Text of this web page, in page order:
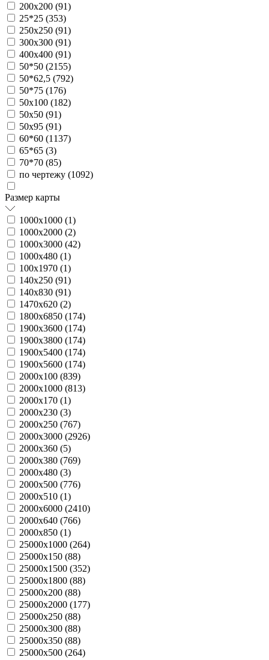
200х200 (91)
25*25 (353)
250х250 (91)
300х300 (91)
400х400 (91)
50*50 (2155)
50*62,5 (792)
50*75 (176)
50х100 (182)
50х50 (91)
50х95 (91)
60*60 (1137)
65*65 (3)
70*70 (85)
по чертежу (1092)
Размер карты
1000х1000 (1)
1000х2000 (2)
1000х3000 (42)
1000х480 (1)
100х1970 (1)
140х250 (91)
140х830 (91)
1470х620 (2)
1800х6850 (174)
1900х3600 (174)
1900х3800 (174)
1900х5400 (174)
1900х5600 (174)
2000х100 (839)
2000х1000 (813)
2000х170 (1)
2000х230 (3)
2000х250 (767)
2000х3000 (2926)
2000х360 (5)
2000х380 (769)
2000х480 (3)
2000х500 (776)
2000х510 (1)
2000х6000 (2410)
2000х640 (766)
2000х850 (1)
25000х1000 (264)
25000х150 (88)
25000х1500 (352)
25000х1800 (88)
25000х200 (88)
25000х2000 (177)
25000х250 (88)
25000х300 (88)
25000х350 (88)
25000х500 (264)